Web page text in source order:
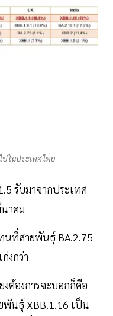
ในประเทศไทย
รับมาจากประเทศ
าคม
นที่สายพันธุ์ BA.2.75
งกว่า
ต้องการจะบอกก็คือ
พันธุ์ XBB.1.16 เป็น